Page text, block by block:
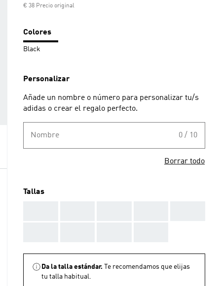
€ 38 Precio original
Colores
Black
Personalizar
Añade un nombre o número para personalizar tu/s
adidas o crear el regalo perfecto.
Nombre 0 / 10
Borrar todo
Tallas
Da la talla estándar.
Te recomendamos que elijas
tu talla habitual.